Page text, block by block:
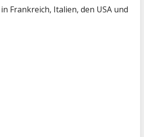
Frankreich, Italien, den USA und